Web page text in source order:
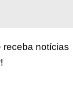
receba notícias